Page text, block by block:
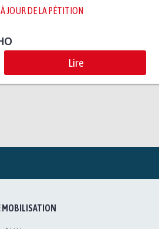
JOUR DE LA PÉTITION
Lire
MOBILISATION